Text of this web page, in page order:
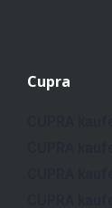
Cupra